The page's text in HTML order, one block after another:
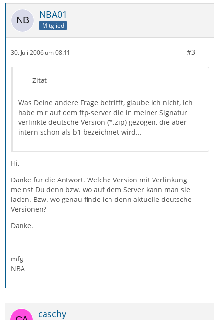
NBA01
Mitglied
30. Juli 2006 um 08:11 #3
Zitat
Was Deine andere Frage betrifft, glaube ich nicht, ich
habe mir auf dem ftp-server die in meiner Signatur
verlinkte deutsche Version (*.zip) gezogen, die aber
intern schon als b1 bezeichnet wird...
Hi,
Danke für die Antwort. Welche Version mit Verlinkung
meinst Du denn bzw. wo auf dem Server kann man sie
laden. Bzw. wo genau finde ich denn aktuelle deutsche
Versionen?
Danke.
mfg
NBA
caschy